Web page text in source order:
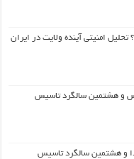
امنیتی آینده ولایت در ایران
و هشتمین سالگرد تاسیس
و هشتمین سالگرد تاسیس